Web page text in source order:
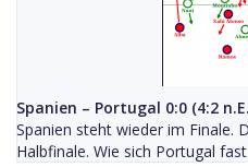
Spanien – Portugal 0:0 (4:2
Spanien steht wieder im Finale.
Halbfinale. Wie sich Portugal